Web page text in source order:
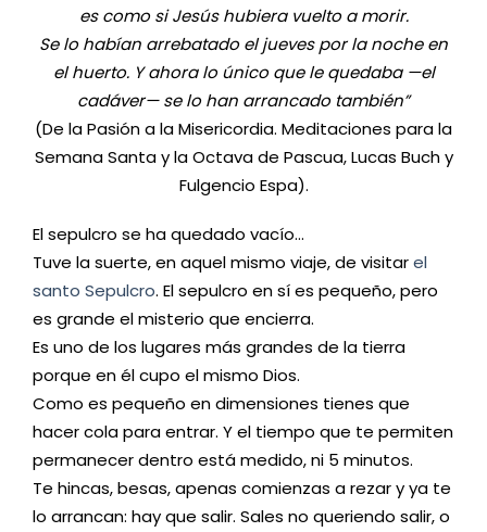
es como si Jesús hubiera vuelto a morir.
Se lo habían arrebatado el jueves por la noche en
el huerto. Y ahora lo único que le quedaba —el
cadáver— se lo han arrancado también”
(De la Pasión a la Misericordia. Meditaciones para la
Semana Santa y la Octava de Pascua, Lucas Buch y
Fulgencio Espa).
El sepulcro se ha quedado vacío…
Tuve la suerte, en aquel mismo viaje, de visitarel
santo Sepulcro. El sepulcro en sí es pequeño, pero
es grande el misterio que encierra.
Es uno de los lugares más grandes de la tierra
porque en él cupo el mismo Dios.
Como es pequeño en dimensiones tienes que
hacer cola para entrar. Y el tiempo que te permiten
permanecer dentro está medido, ni 5 minutos.
Te hincas, besas, apenas comienzas a rezar y ya te
lo arrancan: hay que salir. Sales no queriendo salir, o